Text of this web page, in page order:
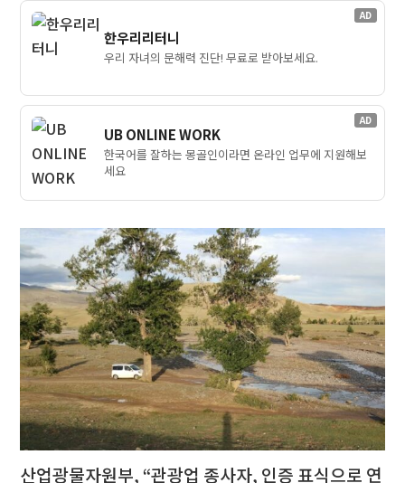
AD
한우리리터니
우리 자녀의 문해력 진단! 무료로 받아보세요.
AD
UB ONLINE WORK
한국어를 잘하는 몽골인이라면 온라인 업무에 지원해보
세요
산업광물자원부, “관광업 종사자, 인증 표식으로 연